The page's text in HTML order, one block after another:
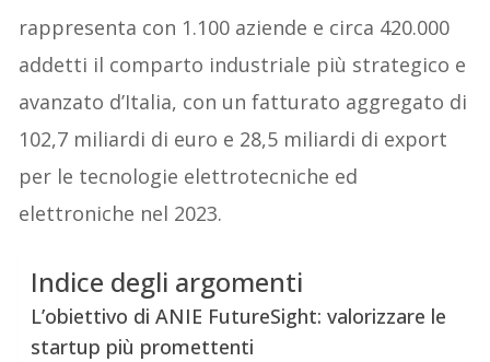
rappresenta con 1.100 aziende e circa 420.000
addetti il comparto industriale più strategico e
avanzato d’Italia, con un fatturato aggregato di
102,7 miliardi di euro e 28,5 miliardi di export
per le tecnologie elettrotecniche ed
elettroniche nel 2023.
Indice degli argomenti
L’obiettivo di ANIE FutureSight: valorizzare le
startup più promettenti